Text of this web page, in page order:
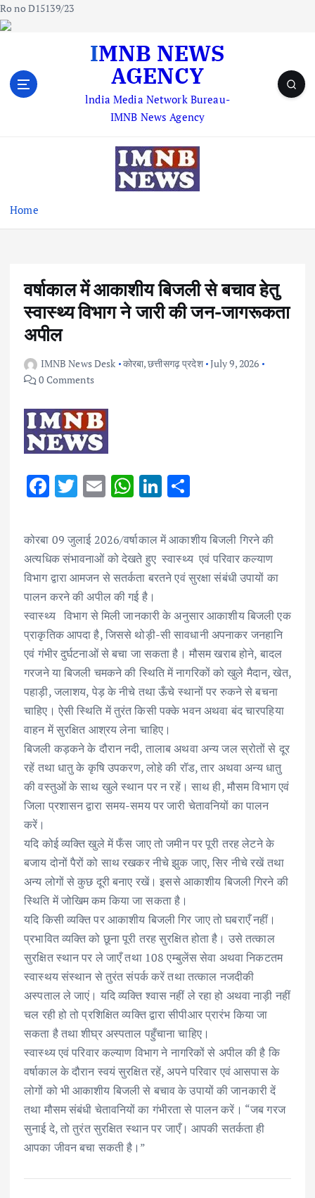
Ro no D15139/23
IMNB NEWS
AGENCY
lndia Media Network Bureau-
IMNB News Agency
Home
वर्षाकाल में आकाशीय बिजली से बचाव हेतु
स्वास्थ्य विभाग ने जारी की जन-जागरूकता
अपील
IMNB News Desk कोरबा,छत्तीसगढ़ प्रदेश July 9, 2026
0 Comments
F
e
b
o
o
k
T
it
te
r
E
ai
l
W
at
s
A
p
p
Li
k
e
dI
ar
e
कोरबा 09 जुलाई 2026/वर्षाकाल में आकाशीय बिजली गिरने की
अत्यधिक संभावनाओं को देखते हुए स्वास्थ्य एवं परिवार कल्याण
विभाग द्वारा आमजन से सतर्कता बरतने एवं सुरक्षा संबंधी उपायों का
पालन करने की अपील की गई है।
स्वास्थ्य विभाग से मिली जानकारी के अनुसार आकाशीय बिजली एक
प्राकृतिक आपदा है, जिससे थोड़ी-सी सावधानी अपनाकर जनहानि
एवं गंभीर दुर्घटनाओं से बचा जा सकता है। मौसम खराब होने, बादल
गरजने या बिजली चमकने की स्थिति में नागरिकों को खुले मैदान, खेत,
पहाड़ी, जलाशय, पेड़ के नीचे तथा ऊँचे स्थानों पर रुकने से बचना
चाहिए। ऐसी स्थिति में तुरंत किसी पक्के भवन अथवा बंद चारपहिया
वाहन में सुरक्षित आश्रय लेना चाहिए।
बिजली कड़कने के दौरान नदी, तालाब अथवा अन्य जल स्रोतों से दूर
रहें तथा धातु के कृषि उपकरण, लोहे की रॉड, तार अथवा अन्य धातु
की वस्तुओं के साथ खुले स्थान पर न रहें। साथ ही, मौसम विभाग एवं
जिला प्रशासन द्वारा समय-समय पर जारी चेतावनियों का पालन
करें।
यदि कोई व्यक्ति खुले में फँस जाए तो जमीन पर पूरी तरह लेटने के
बजाय दोनों पैरों को साथ रखकर नीचे झुक जाए, सिर नीचे रखें तथा
अन्य लोगों से कुछ दूरी बनाए रखें। इससे आकाशीय बिजली गिरने की
स्थिति में जोखिम कम किया जा सकता है।
यदि किसी व्यक्ति पर आकाशीय बिजली गिर जाए तो घबराएँ नहीं।
प्रभावित व्यक्ति को छूना पूरी तरह सुरक्षित होता है। उसे तत्काल
सुरक्षित स्थान पर ले जाएँ तथा 108 एम्बुलेंस सेवा अथवा निकटतम
स्वास्थय संस्थान से तुरंत संपर्क करें तथा तत्काल नजदीकी
अस्पताल ले जाएं। यदि व्यक्ति श्वास नहीं ले रहा हो अथवा नाड़ी नहीं
चल रही हो तो प्रशिक्षित व्यक्ति द्वारा सीपीआर प्रारंभ किया जा
सकता है तथा शीघ्र अस्पताल पहुँचाना चाहिए।
स्वास्थ्य एवं परिवार कल्याण विभाग ने नागरिकों से अपील की है कि
वर्षाकाल के दौरान स्वयं सुरक्षित रहें, अपने परिवार एवं आसपास के
लोगों को भी आकाशीय बिजली से बचाव के उपायों की जानकारी दें
तथा मौसम संबंधी चेतावनियों का गंभीरता से पालन करें। “जब गरज
सुनाई दे, तो तुरंत सुरक्षित स्थान पर जाएँ। आपकी सतर्कता ही
आपका जीवन बचा सकती है।”